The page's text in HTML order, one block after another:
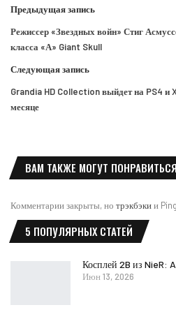
Предыдущая запись
Режиссер «Звездных войн» Стиг
класса «А» Giant Skull
Следующая запись
Grandia HD Collection выйдет на PS4 и
месяце
ВАМ ТАКЖЕ МОГУТ ПОНРАВИТЬСЯ
Комментарии закрыты, но трэкбэкии
5 ПОПУЛЯРНЫХ СТАТЕЙ
Косплей 2B из NieR:
Июн 13, 2026